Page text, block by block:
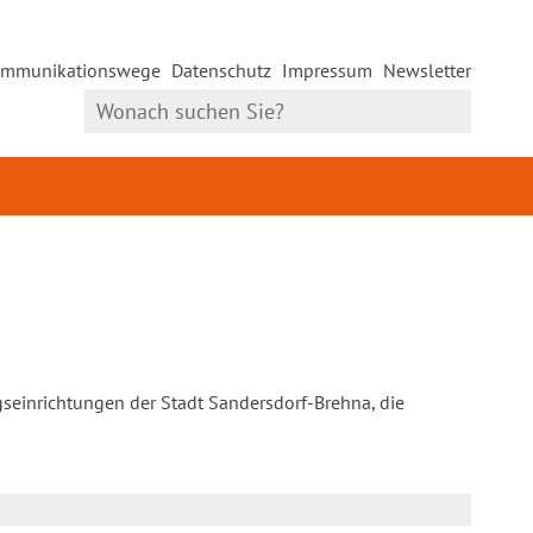
Datenschutz Impressum Newsletter
der Stadt Sandersdorf-Brehna, die